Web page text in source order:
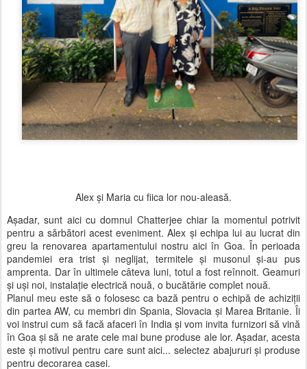
Alex și Maria cu fiica lor nou-aleasă.
Așadar, sunt aici cu domnul Chatterjee chiar la momentul potrivit
pentru a sărbători acest eveniment. Alex și echipa lui au lucrat din
greu la renovarea apartamentului nostru aici în Goa. În perioada
pandemiei era trist și neglijat, termitele și musonul și-au pus
amprenta. Dar în ultimele câteva luni, totul a fost reînnoit. Geamuri
și uși noi, instalație electrică nouă, o bucătărie complet nouă.
Planul meu este să o folosesc ca bază pentru o echipă de achiziții
din partea AW, cu membri din Spania, Slovacia și Marea Britanie. Îi
voi instrui cum să facă afaceri în India și vom invita furnizori să vină
în Goa și să ne arate cele mai bune produse ale lor. Așadar, acesta
este și motivul pentru care sunt aici... selectez abajururi și produse
pentru decorarea casei.